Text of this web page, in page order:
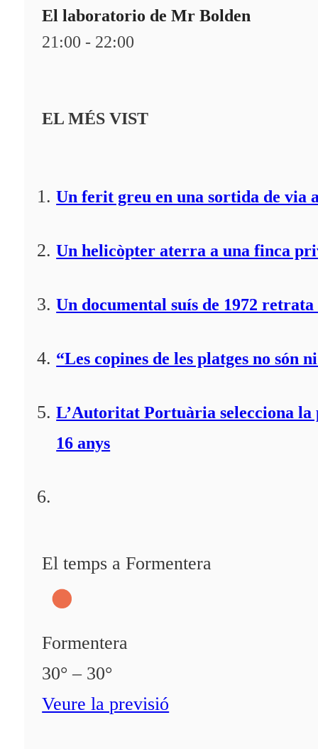
El laboratorio de Mr Bolden
21:00 - 22:00
EL MÉS VIST
Un ferit greu en una sortida de via
Un helicòpter aterra a una finca
Un documental suís de 1972
“Les copines de les platges no
L’Autoritat Portuària selecciona
16 anys
El temps a Formentera
Formentera
30° – 30°
Veure la previsió